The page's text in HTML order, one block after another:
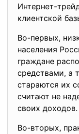
Интернет-
клиентской
Во-первых,
населения
граждане
средствами, а
стараются их
считают не
своих доходов.
Во-вторых,